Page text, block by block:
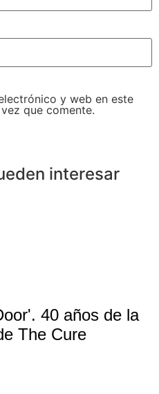
y web en este
que comente.
interesar
40 años de la
The Cure